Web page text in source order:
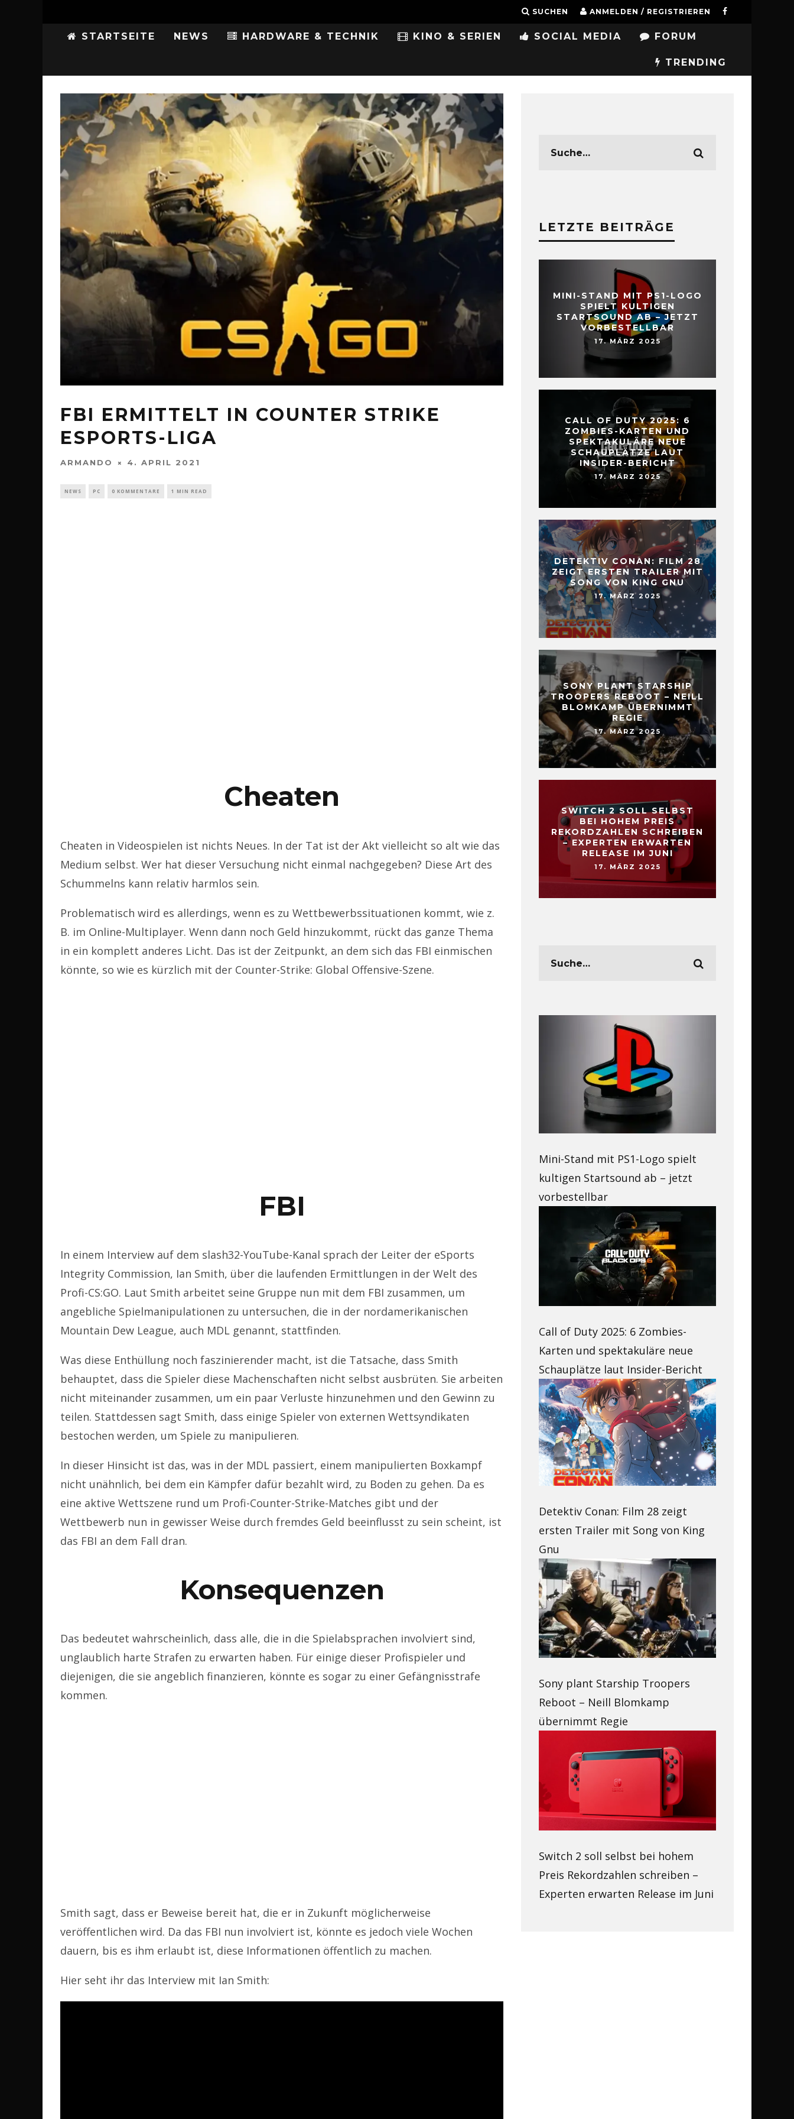
SUCHEN ANMELDEN / REGISTRIEREN
STARTSEITE NEWS HARDWARE & TECHNIK KINO & SERIEN SOCIAL MEDIA FORUM
TRENDING
FBI ERMITTELT IN COUNTER STRIKE
ESPORTS-LIGA
ARMANDO 4. APRIL 2021
NEWS PC 0 KOMMENTARE 1 MIN READ
Cheaten
Cheaten in Videospielen ist nichts Neues. In der Tat ist der Akt vielleicht so alt wie das
Medium selbst. Wer hat dieser Versuchung nicht einmal nachgegeben? Diese Art des
Schummelns kann relativ harmlos sein.
Problematisch wird es allerdings, wenn es zu Wettbewerbssituationen kommt, wie z.
B. im Online-Multiplayer. Wenn dann noch Geld hinzukommt, rückt das ganze Thema
in ein komplett anderes Licht. Das ist der Zeitpunkt, an dem sich das FBI einmischen
könnte, so wie es kürzlich mit der Counter-Strike: Global Offensive-Szene.
FBI
In einem Interview auf dem slash32-YouTube-Kanal sprach der Leiter der eSports
Integrity Commission, Ian Smith, über die laufenden Ermittlungen in der Welt des
Profi-CS:GO. Laut Smith arbeitet seine Gruppe nun mit dem FBI zusammen, um
angebliche Spielmanipulationen zu untersuchen, die in der nordamerikanischen
Mountain Dew League, auch MDL genannt, stattfinden.
Was diese Enthüllung noch faszinierender macht, ist die Tatsache, dass Smith
behauptet, dass die Spieler diese Machenschaften nicht selbst ausbrüten. Sie arbeiten
nicht miteinander zusammen, um ein paar Verluste hinzunehmen und den Gewinn zu
teilen. Stattdessen sagt Smith, dass einige Spieler von externen Wettsyndikaten
bestochen werden, um Spiele zu manipulieren.
In dieser Hinsicht ist das, was in der MDL passiert, einem manipulierten Boxkampf
nicht unähnlich, bei dem ein Kämpfer dafür bezahlt wird, zu Boden zu gehen. Da es
eine aktive Wettszene rund um Profi-Counter-Strike-Matches gibt und der
Wettbewerb nun in gewisser Weise durch fremdes Geld beeinflusst zu sein scheint, ist
das FBI an dem Fall dran.
Konsequenzen
Das bedeutet wahrscheinlich, dass alle, die in die Spielabsprachen involviert sind,
unglaublich harte Strafen zu erwarten haben. Für einige dieser Profispieler und
diejenigen, die sie angeblich finanzieren, könnte es sogar zu einer Gefängnisstrafe
kommen.
Smith sagt, dass er Beweise bereit hat, die er in Zukunft möglicherweise
veröffentlichen wird. Da das FBI nun involviert ist, könnte es jedoch viele Wochen
dauern, bis es ihm erlaubt ist, diese Informationen öffentlich zu machen.
Hier seht ihr das Interview mit Ian Smith:
LETZTE BEITRÄGE
MINI-STAND MIT PS1-LOGO
SPIELT KULTIGEN
STARTSOUND AB – JETZT
VORBESTELLBAR
17. MÄRZ 2025
CALL OF DUTY 2025: 6
ZOMBIES-KARTEN UND
SPEKTAKULÄRE NEUE
SCHAUPLÄTZE LAUT
INSIDER-BERICHT
17. MÄRZ 2025
DETEKTIV CONAN: FILM 28
ZEIGT ERSTEN TRAILER MIT
SONG VON KING GNU
17. MÄRZ 2025
SONY PLANT STARSHIP
TROOPERS REBOOT – NEILL
BLOMKAMP ÜBERNIMMT
REGIE
17. MÄRZ 2025
SWITCH 2 SOLL SELBST
BEI HOHEM PREIS
REKORDZAHLEN SCHREIBEN
– EXPERTEN ERWARTEN
RELEASE IM JUNI
17. MÄRZ 2025
Mini-Stand mit PS1-Logo spielt
kultigen Startsound ab – jetzt
vorbestellbar
Call of Duty 2025: 6 Zombies-
Karten und spektakuläre neue
Schauplätze laut Insider-Bericht
Detektiv Conan: Film 28 zeigt
ersten Trailer mit Song von King
Gnu
Sony plant Starship Troopers
Reboot – Neill Blomkamp
übernimmt Regie
Switch 2 soll selbst bei hohem
Preis Rekordzahlen schreiben –
Experten erwarten Release im Juni